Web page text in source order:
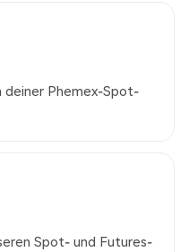
deiner Phemex-Spot-
Spot- und Futures-